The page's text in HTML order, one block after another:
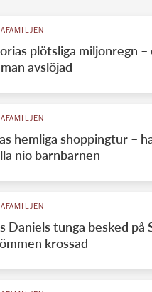
plötsliga miljonregn –
avslöjad
hemliga shoppingtur –
nio barnbarnen
Daniels tunga besked på
krossad